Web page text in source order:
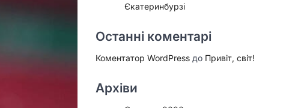
Єкатеринбурзі
Останні коментарі
Коментатор WordPress до Привіт, світ!
Архіви